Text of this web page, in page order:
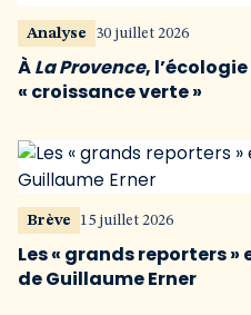
Analyse 30 juillet 2026
ÀLa Provence,
« croissance verte »
Brève 15 juillet 2026
Les « grands reporters »
de Guillaume Erner